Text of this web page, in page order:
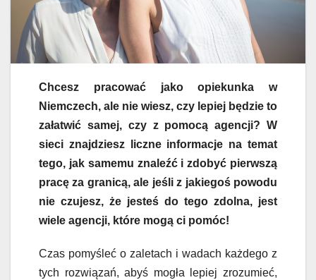
Chcesz pracować jako opiekunka w
Niemczech, ale nie wiesz, czy lepiej będzie to
załatwić samej, czy z pomocą agencji? W
sieci znajdziesz liczneinformacje na temat
tego, jak samemu znaleźć i zdobyć pierwszą
pracę za granicą, ale jeśli z jakiegoś powodu
nie czujesz, że jesteś do tego zdolna, jest
wiele agencji, które mogą ci pomóc!
Czas pomyśleć o zaletach i wadach każdego z
tych rozwiązań, abyś mogła lepiej zrozumieć,